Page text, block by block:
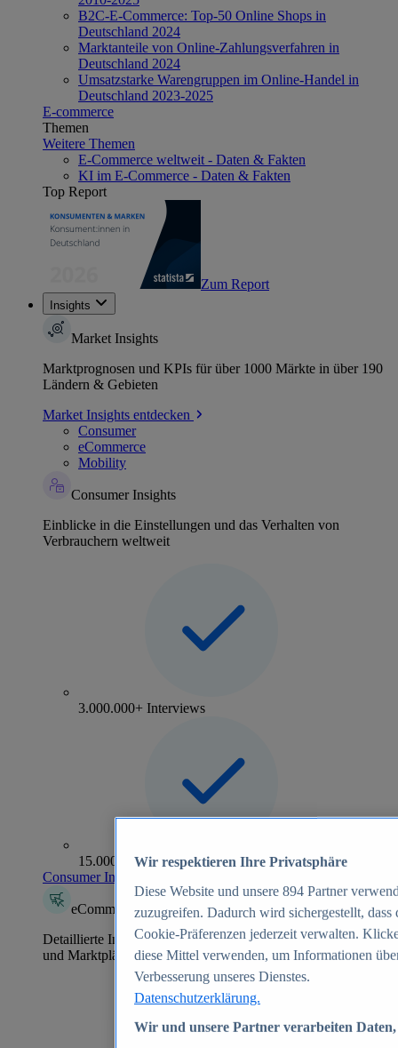
B2C-E-Commerce: Top-50 Online Shops in
Deutschland 2024
Marktanteile von Online-Zahlungsverfahren in
Deutschland 2024
Umsatzstarke Warengruppen im Online-Handel in
Deutschland 2023-2025
E-commerce
Themen
Weitere Themen
E-Commerce weltweit - Daten & Fakten
KI im E-Commerce - Daten & Fakten
Top Report
Zum Report
Insights
Market Insights
Marktprognosen und KPIs für über 1000 Märkte in über 190
Ländern & Gebieten
Market Insights entdecken
Consumer
eCommerce
Mobility
Consumer Insights
Einblicke in die Einstellungen und das Verhalten von
Verbrauchern weltweit
3.000.000+ Interviews
15.000+ Marken
Consumer Insights entdecken
eCommerce Insights
Detaillierte Informationen zu mehr als 39.000 Online-Shops
und Marktplätzen
Wir respektieren Ihre Privatsphäre
Diese Website und unsere 894 Partner
zuzugreifen. Dadurch wird sichergestellt,
Cookie-Präferenzen jederzeit verwalten.
diese Mittel verwenden, um Informationen
Verbesserung unseres Dienstes.
Datenschutzerklärung.
Wir und unsere Partner verarbeiten